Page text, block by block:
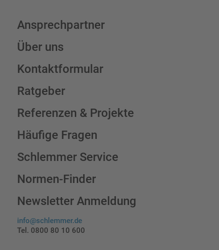
Ansprechpartner
Über uns
Kontaktformular
Ratgeber
Referenzen & Projekte
Häufige Fragen
Schlemmer Service
Normen-Finder
Newsletter Anmeldung
info@schlemmer.de
Tel. 0800 80 10 600